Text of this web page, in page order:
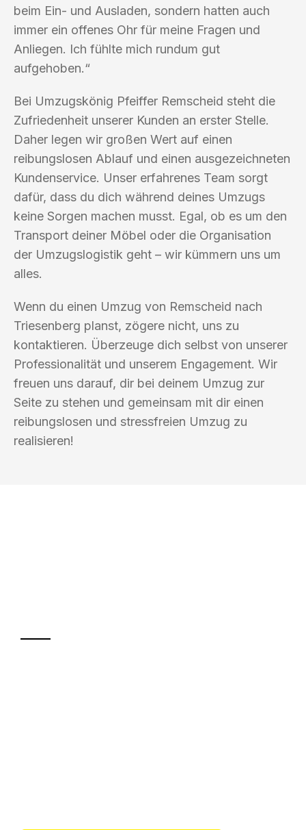
beim Ein- und Ausladen, sondern hatten auch
immer ein offenes Ohr für meine Fragen und
Anliegen. Ich fühlte mich rundum gut
aufgehoben.“
Bei Umzugskönig Pfeiffer Remscheid steht die
Zufriedenheit unserer Kunden an erster Stelle.
Daher legen wir großen Wert auf einen
reibungslosen Ablauf und einen ausgezeichneten
Kundenservice. Unser erfahrenes Team sorgt
dafür, dass du dich während deines Umzugs
keine Sorgen machen musst. Egal, ob es um den
Transport deiner Möbel oder die Organisation
der Umzugslogistik geht – wir kümmern uns um
alles.
Wenn du einen Umzug von Remscheid nach
Triesenberg planst, zögere nicht, uns zu
kontaktieren. Überzeuge dich selbst von unserer
Professionalität und unserem Engagement. Wir
freuen uns darauf, dir bei deinem Umzug zur
Seite zu stehen und gemeinsam mit dir einen
reibungslosen und stressfreien Umzug zu
realisieren!